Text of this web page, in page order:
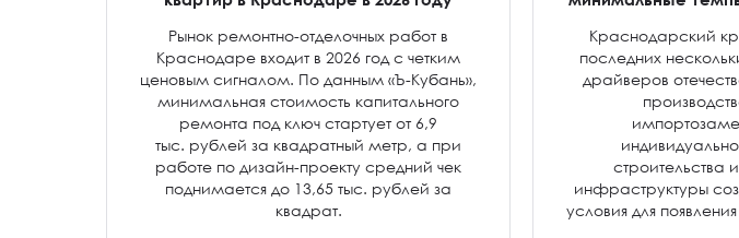
Рынок ремонтно-отделочных работ в
Краснодаре входит в 2026 год с четким
ценовым сигналом. По данным «Ъ-Кубань»,
минимальная стоимость капитального
ремонта под ключ стартует от 6,9
тыс. рублей за квадратный метр, а при
работе по дизайн-проекту средний чек
поднимается до 13,65 тыс. рублей за
квадрат.
Краснодарский
последних
драйверов
строительства
инфраструктуры
условия для